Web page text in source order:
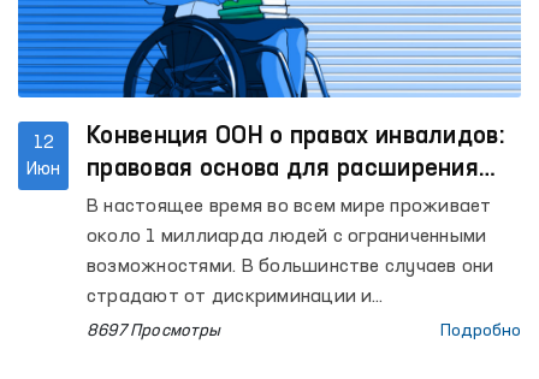
кандидатов.
12
Июн
Конвенция ООН о правах инвалидов:
правовая основа для расширения
ограниченных возможностей
В настоящее время во всем мире проживает
около 1 миллиарда людей с ограниченными
возможностями. В большинстве случаев они
страдают от дискриминации и
стигматизации, а также нуждаются в
8697 Просмотры Подробно